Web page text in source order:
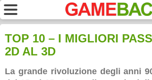
TOP 10 – I MIGLIORI
2D AL 3D
La grande rivoluzione degli anni